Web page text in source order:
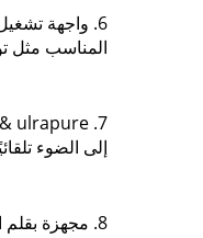
6. واجهة
المناسب مثل
إلى الضوء
8. مجهزة بقلم اختبار محمول لاختبار محتوى المواد الصلبة الذائبة ، والتوصيل ودرجة حرارة الماء.